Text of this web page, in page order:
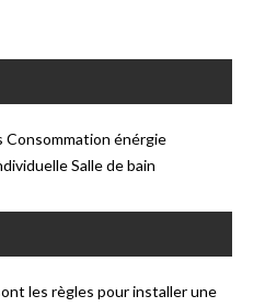
Consommation énérgie
Salle de bain
les règles pour installer une